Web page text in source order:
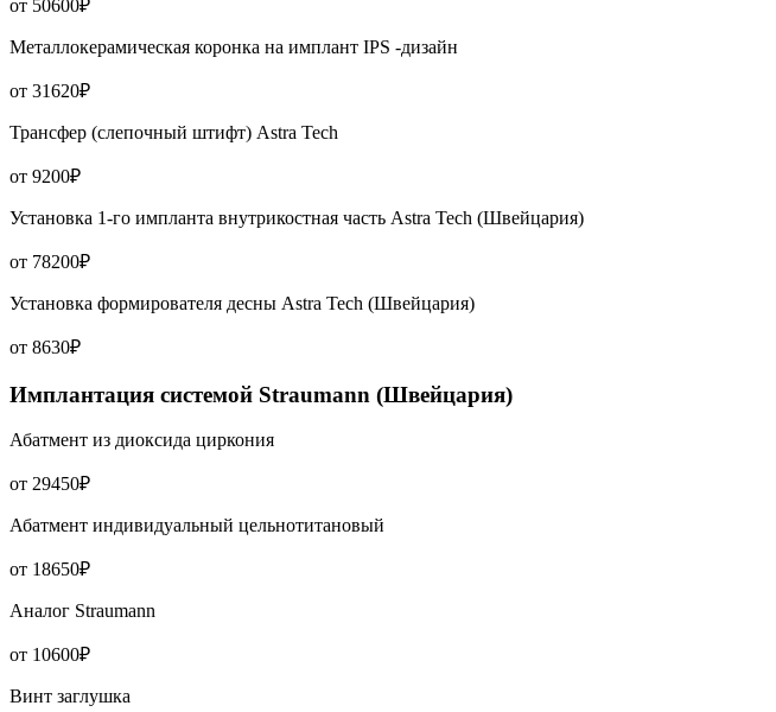
от 50600₽
Металлокерамическая коронка на имплант IPS -дизайн
от 31620₽
Трансфер (слепочный штифт) Astra Tech
от 9200₽
Установка 1-го импланта внутрикостная часть Astra Tech (Швейцария)
от 78200₽
Установка формирователя десны Astra Tech (Швейцария)
от 8630₽
Имплантация системой Straumann (Швейцария)
Абатмент из диоксида циркония
от 29450₽
Абатмент индивидуальный цельнотитановый
от 18650₽
Аналог Straumann
от 10600₽
Винт заглушка